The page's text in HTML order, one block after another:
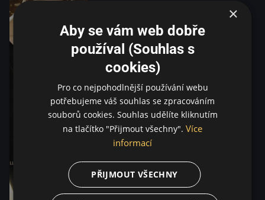
×
Aby se vám web dobře
používal (Souhlas s
cookies)
Pro co nejpohodlnější používání webu
potřebujeme váš souhlas se zpracováním
souborů cookies. Souhlas udělíte kliknutím
na tlačítko "Přijmout všechny". Více
informací
PŘIJMOUT VŠECHNY